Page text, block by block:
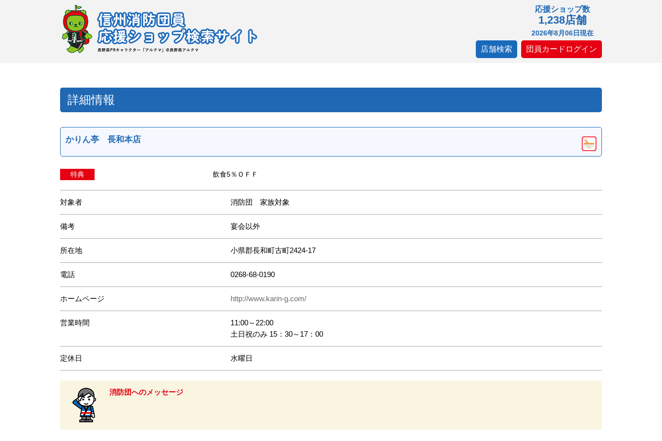
応援ショップ数
1,238店舗
2026年8月06日現在
店舗検索 団員カードログイン
詳細情報
かりん亭 長和本店
特典 飲食5％ＯＦＦ
対象者 消防団 家族対象
備考 宴会以外
所在地 小県郡長和町古町2424-17
電話 0268-68-0190
ホームページ http://www.karin-g.com/
営業時間
11:00～22:00
土日祝のみ 15：30～17：00
定休日 水曜日
消防団へのメッセージ